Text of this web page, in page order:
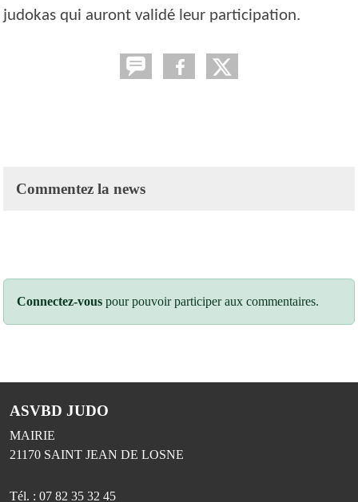
judokas qui auront validé leur participation.
Commentez la news
Connectez-vous pour pouvoir participer aux commentaires.
ASVBD JUDO
MAIRIE
21170 SAINT JEAN DE LOSNE
Tél. : 07 82 35 32 45